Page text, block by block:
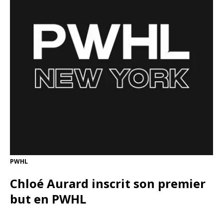
PWHL
Chloé Aurard inscrit son premier
but en PWHL